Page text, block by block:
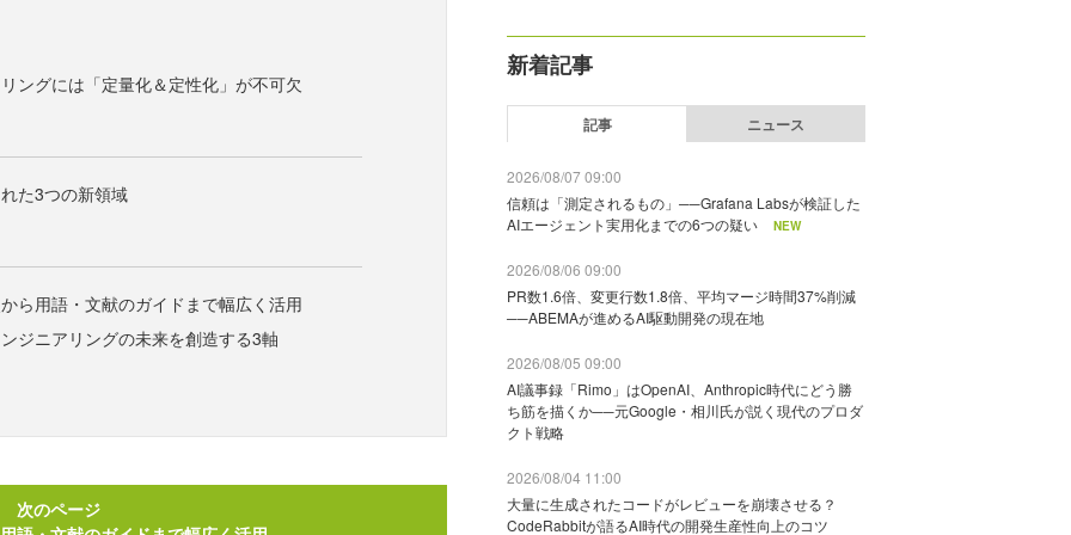
ングには「定量化＆定性化」が不可欠
た3つの新領域
ら用語・文献のガイドまで幅広く活用
ジニアリングの未来を創造する3軸
次のページ
新着記事
記事 ニュース
2026/08/07 09:00
信頼は「測定されるもの」──Grafana Labsが検証した
AIエージェント実用化までの6つの疑い
NEW
2026/08/06 09:00
PR数1.6倍、変更行数1.8倍、平均マージ時間37%削減
──ABEMAが進めるAI駆動開発の現在地
2026/08/05 09:00
AI議事録「Rimo」はOpenAI、Anthropic時代にどう勝
ち筋を描くか──元Google・相川氏が説く現代のプロダ
クト戦略
2026/08/04 11:00
大量に生成されたコードがレビューを崩壊させる？
CodeRabbitが語るAI時代の開発生産性向上のコツ